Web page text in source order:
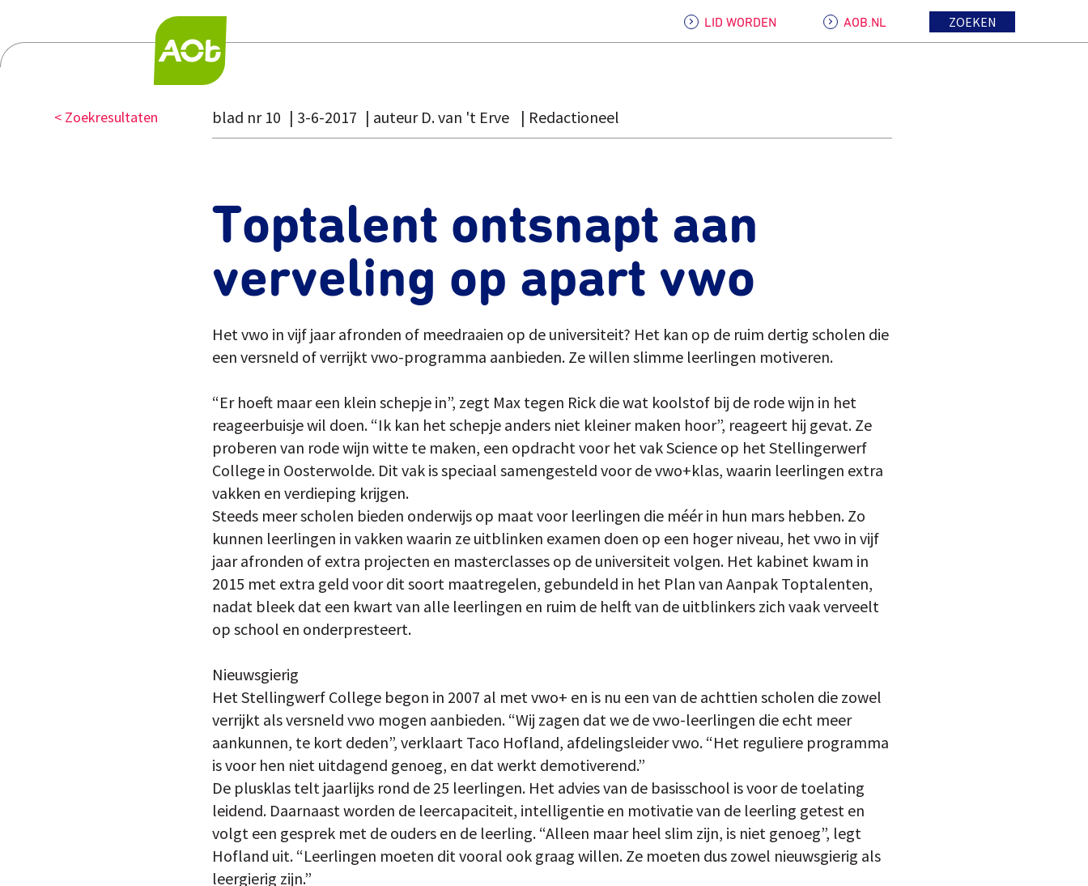
LID WORDEN AOB.NL ZOEKEN
< Zoekresultaten blad nr 10 3-6-2017 auteur D. van 't Erve Redactioneel
Toptalent ontsnapt aan
verveling op apart vwo
Het vwo in vijf jaar afronden of meedraaien op de universiteit? Het kan op de ruim dertig scholen die
een versneld of verrijkt vwo-programma aanbieden. Ze willen slimme leerlingen motiveren.
“Er hoeft maar een klein schepje in”, zegt Max tegen Rick die wat koolstof bij de rode wijn in het
reageerbuisje wil doen. “Ik kan het schepje anders niet kleiner maken hoor”, reageert hij gevat. Ze
proberen van rode wijn witte te maken, een opdracht voor het vak Science op het Stellingerwerf
College in Oosterwolde. Dit vak is speciaal samengesteld voor de vwo+klas, waarin leerlingen extra
vakken en verdieping krijgen.
Steeds meer scholen bieden onderwijs op maat voor leerlingen die méér in hun mars hebben. Zo
kunnen leerlingen in vakken waarin ze uitblinken examen doen op een hoger niveau, het vwo in vijf
jaar afronden of extra projecten en masterclasses op de universiteit volgen. Het kabinet kwam in
2015 met extra geld voor dit soort maatregelen, gebundeld in het Plan van Aanpak Toptalenten,
nadat bleek dat een kwart van alle leerlingen en ruim de helft van de uitblinkers zich vaak verveelt
op school en onderpresteert.
Nieuwsgierig
Het Stellingwerf College begon in 2007 al met vwo+ en is nu een van de achttien scholen die zowel
verrijkt als versneld vwo mogen aanbieden. “Wij zagen dat we de vwo-leerlingen die echt meer
aankunnen, te kort deden”, verklaart Taco Hofland, afdelingsleider vwo. “Het reguliere programma
is voor hen niet uitdagend genoeg, en dat werkt demotiverend.”
De plusklas telt jaarlijks rond de 25 leerlingen. Het advies van de basisschool is voor de toelating
leidend. Daarnaast worden de leercapaciteit, intelligentie en motivatie van de leerling getest en
volgt een gesprek met de ouders en de leerling. “Alleen maar heel slim zijn, is niet genoeg”, legt
Hofland uit. “Leerlingen moeten dit vooral ook graag willen. Ze moeten dus zowel nieuwsgierig als
leergierig zijn.”